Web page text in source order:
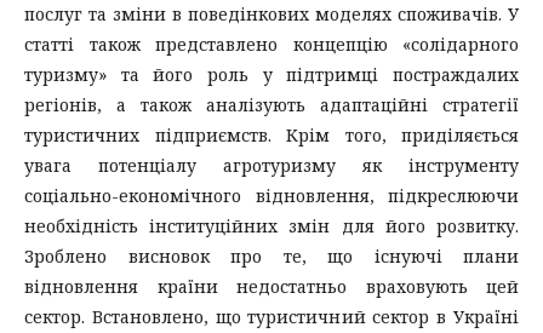
послуг та зміни в поведінкових моделях споживачів. У
статті також представлено концепцію «солідарного
туризму» та його роль у підтримці постраждалих
регіонів, а також аналізують адаптаційні стратегії
туристичних підприємств. Крім того, приділяється
увага потенціалу агротуризму як інструменту
соціально-економічного відновлення, підкреслюючи
необхідність інституційних змін для його розвитку.
Зроблено висновок про те, що існуючі плани
відновлення країни недостатньо враховують цей
сектор. Встановлено, що туристичний сектор в Україні